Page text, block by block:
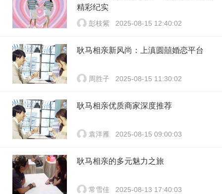
精彩纪实
彭枝紫 2025-08-15 12:40:02
耿马相亲新风尚：上滇圆囍婚恋平台
周胜子 2025-08-15 11:30:02
耿马相亲优质商家深度推荐
袁洋雁 2025-08-15 09:00:03
耿马相亲的多元魅力之旅
常雪佳 2025-08-13 17:40:03